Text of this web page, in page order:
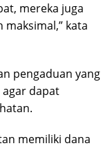
mereka juga
kata
pengaduan yang
agar dapat
memiliki dana